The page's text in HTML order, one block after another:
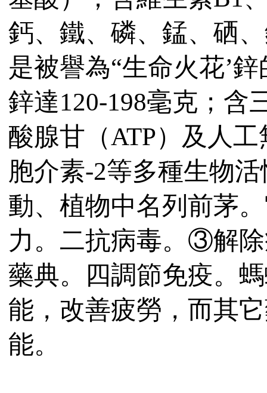
鈣、鐵、磷、錳、硒
是被譽為“生命火花’
鋅達120-198毫克；含
酸腺甘（ATP）及人
胞介素-2等多種生物
動、植物中名列前茅
力。二抗病毒。③解
藥典。四調節免疫。
能，改善疲勞，而其
能。